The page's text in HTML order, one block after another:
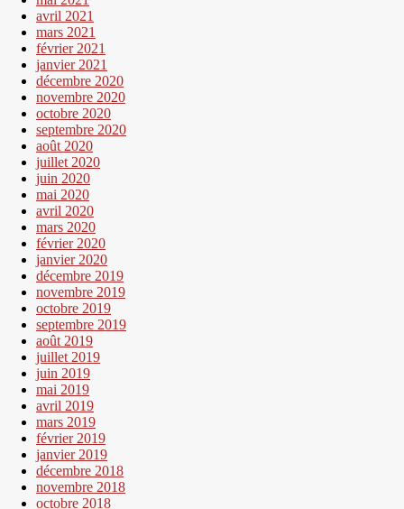
avril 2021
mars 2021
février 2021
janvier 2021
décembre 2020
novembre 2020
octobre 2020
septembre 2020
août 2020
juillet 2020
juin 2020
mai 2020
avril 2020
mars 2020
février 2020
janvier 2020
décembre 2019
novembre 2019
octobre 2019
septembre 2019
août 2019
juillet 2019
juin 2019
mai 2019
avril 2019
mars 2019
février 2019
janvier 2019
décembre 2018
novembre 2018
octobre 2018